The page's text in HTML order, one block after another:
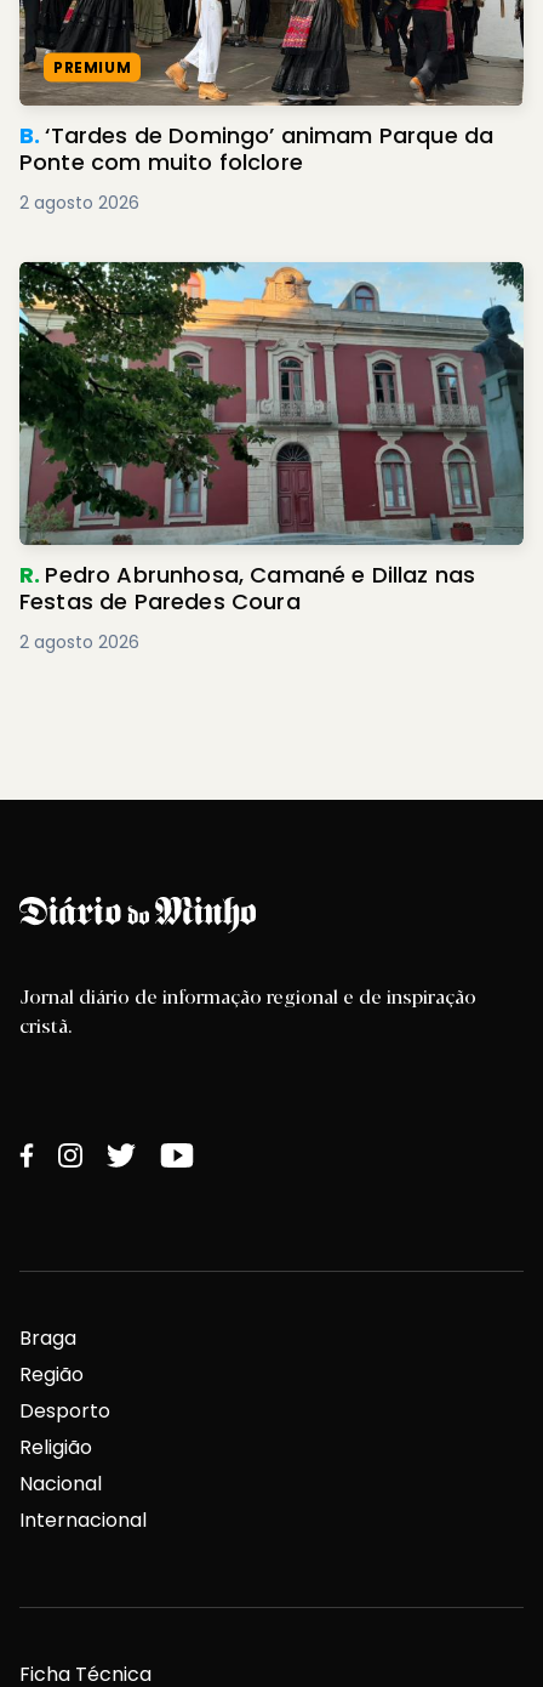
PREMIUM
B.‘Tardes de Domingo’ animam Parque da
Ponte com muito folclore
2 agosto 2026
R. Pedro Abrunhosa, Camané e Dillaz nas
Festas de Paredes Coura
2 agosto 2026
Jornal diário de informação regional e de inspiração
cristã.
Braga
Região
Desporto
Religião
Nacional
Internacional
Ficha Técnica